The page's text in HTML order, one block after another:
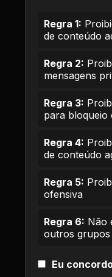
Regra 1:
de conteúdo
Regra 2:
mensagens
Regra 3:
para bloqueio
Regra 4:
de conteúdo
Regra 5:
ofensiva
Regra 6: Não
outros grupos
Eu